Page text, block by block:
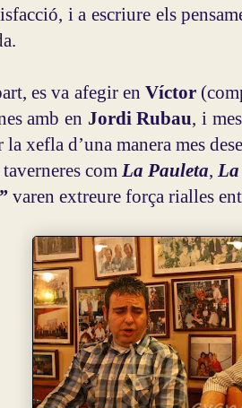
i a escriure els
es va afegir enVíctor
amb en Jordi Rubau, i
la xefla d’una manera mes
com La Pauleta, La
varen extreure força rialles